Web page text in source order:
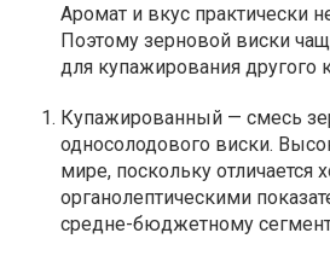
Аромат и вкус практически
Поэтому зерновой виски
для купажирования другого
Купажированный — смесь
односолодового виски.
мире, поскольку отличается
органолептическими
средне-бюджетному